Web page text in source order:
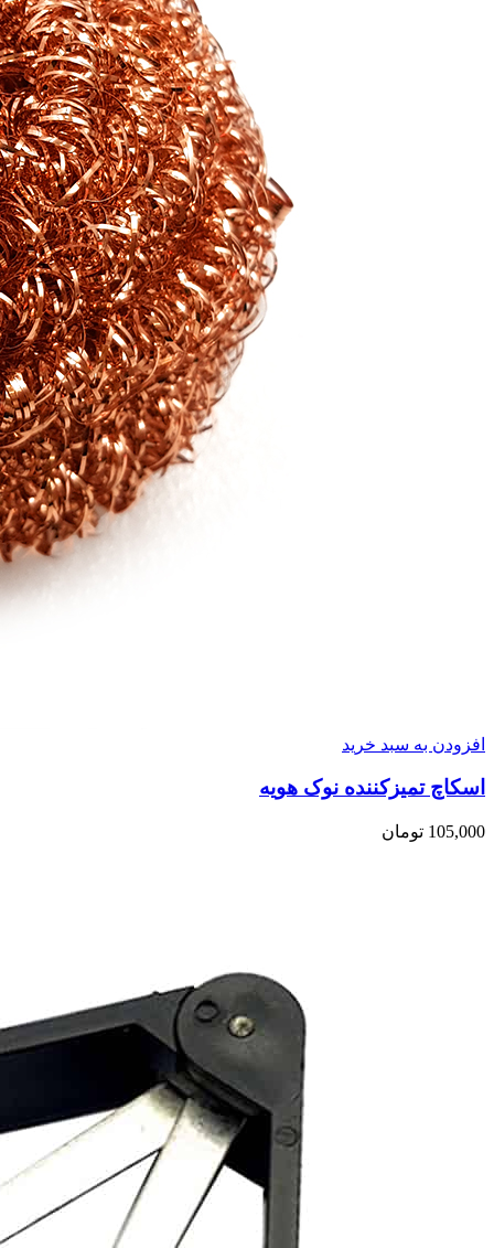
افزودن به سبد خرید
اسکاچ تمیزکننده نوک هویه
105,000 تومان